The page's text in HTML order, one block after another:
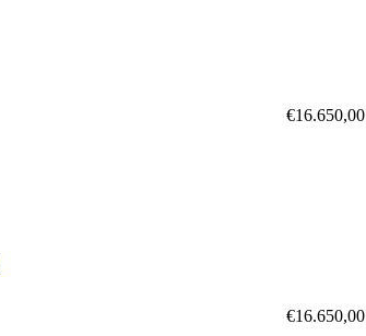
€16.650,00
€16.650,00